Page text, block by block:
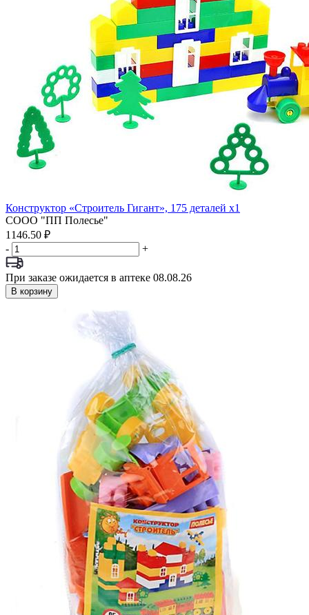
Конструктор «Строитель Гигант», 175 деталей x1
СООО "ПП Полесье"
1146.50 ₽
-
+
При заказе ожидается в аптеке 08.08.26
В корзину